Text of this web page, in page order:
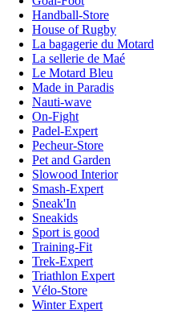
Handball-Store
House of Rugby
La bagagerie du Motard
La sellerie de Maé
Le Motard Bleu
Made in Paradis
Nauti-wave
On-Fight
Padel-Expert
Pecheur-Store
Pet and Garden
Slowood Interior
Smash-Expert
Sneak'In
Sneakids
Sport is good
Training-Fit
Trek-Expert
Triathlon Expert
Vélo-Store
Winter Expert